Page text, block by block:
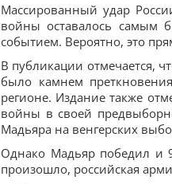
Массированный удар
войны оставалось самым
событием. Вероятно, это
В публикации отмечается,
было камнем
регионе. Издание также
войны в своей
Мадьяра на венгерских
Однако Мадьяр победил и
произошло, российская